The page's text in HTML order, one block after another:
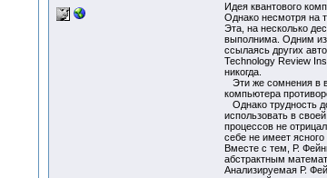
Идея квантового
Однако несмотря на
Эта, на несколько
выполнима. Одним из
ссылаясь других
Technology Review
никогда.
Эти же сомнения в
компьютера
Однако трудность
использовать в
процессов не
себе не имеет
Вместе с тем, Р.
абстрактным
Анализируемая Р.